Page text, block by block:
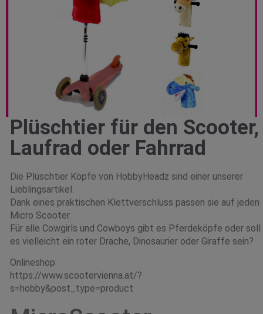
Plüschtier für den Scooter,
Laufrad oder Fahrrad
Die Plüschtier Köpfe von HobbyHeadz sind einer unserer
Lieblingsartikel.
Dank eines praktischen Klettverschluss passen sie auf jeden
Micro Scooter.
Für alle Cowgirls und Cowboys gibt es Pferdeköpfe oder soll
es vielleicht ein roter Drache, Dinosaurier oder Giraffe sein?
Onlineshop:
https://www.scootervienna.at/?
s=hobby&post_type=product